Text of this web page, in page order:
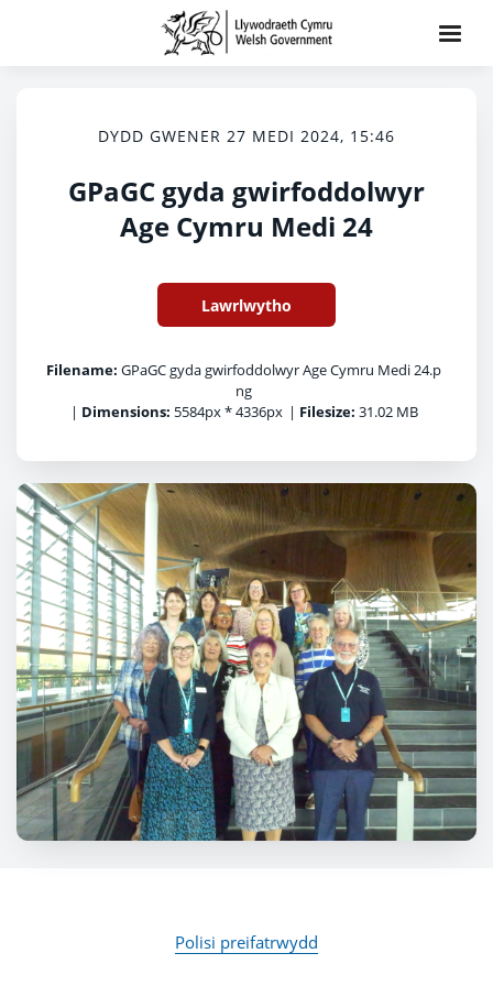
DYDD GWENER 27 MEDI 2024, 15:46
GPaGC gyda gwirfoddolwyr
Age Cymru Medi 24
Lawrlwytho
Filename: GPaGC gyda gwirfoddolwyr Age Cymru Medi 24.p
ng
| Dimensions: 5584px * 4336px | Filesize: 31.02 MB
Polisi preifatrwydd